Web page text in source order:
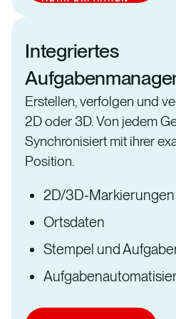
Integriertes
Erstellen, verfolgen und
2D oder 3D. Von jedem
Synchronisiert mit ihrer
Position.
2D/3D-Markierungen
Ortsdaten
Stempel und